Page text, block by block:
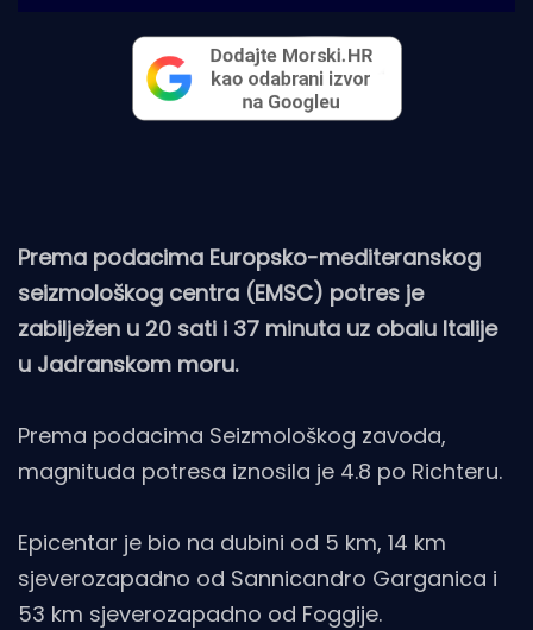
Prema podacima Europsko-mediteranskog
seizmološkog centra (EMSC) potres je
zabilježen u 20 sati i 37 minuta uz obalu Italije
u Jadranskom moru.
Prema podacima Seizmološkog zavoda,
magnituda potresa iznosila je 4.8 po Richteru.
Epicentar je bio na dubini od 5 km, 14 km
sjeverozapadno od Sannicandro Garganica i
53 km sjeverozapadno od Foggije.